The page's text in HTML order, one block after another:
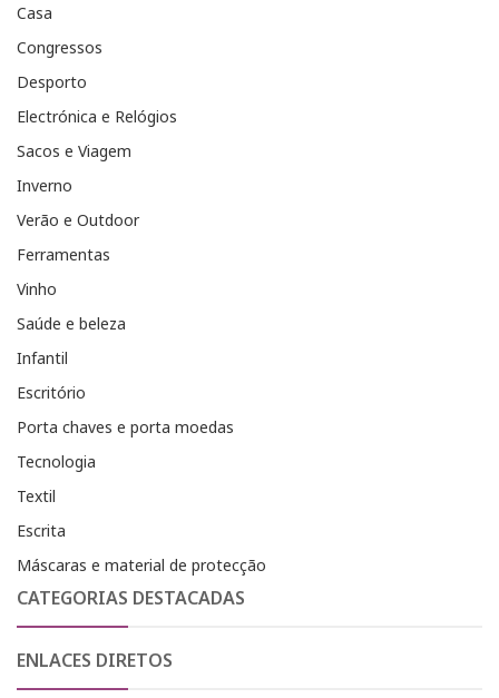
Casa
Congressos
Desporto
Electrónica e Relógios
Sacos e Viagem
Inverno
Verão e Outdoor
Ferramentas
Vinho
Saúde e beleza
Infantil
Escritório
Porta chaves e porta moedas
Tecnologia
Textil
Escrita
Máscaras e material de protecção
CATEGORIAS DESTACADAS
ENLACES DIRETOS